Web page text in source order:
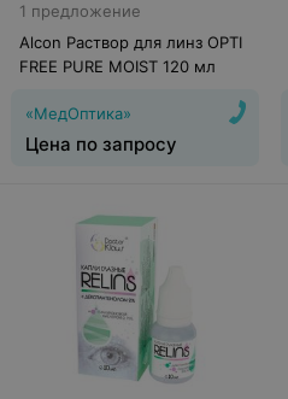
1 предложение
Alcon Раствор для линз OPTI
FREE PURE MOIST 120 мл
«МедОптика»
Цена по запросу